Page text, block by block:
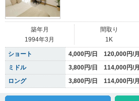
築年月
1994年3月
間取り
1K
ショート
4,000円/日 120,000円/月
ミドル
3,800円/日 114,000円/月
ロング
3,800円/日 114,000円/月